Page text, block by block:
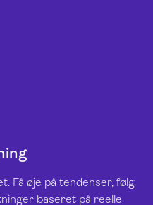
Få øje på tendenser, følg
baseret på reelle